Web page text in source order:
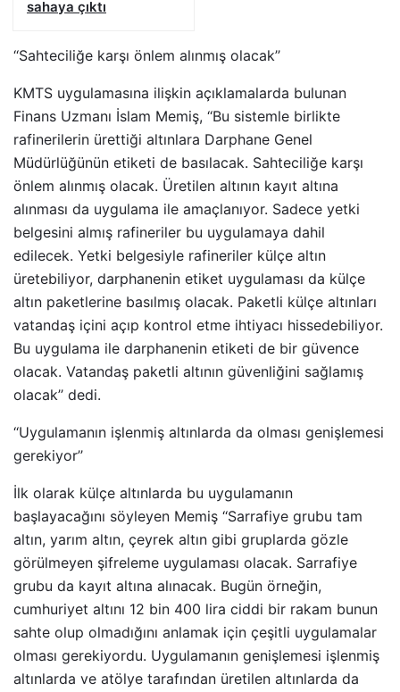
sahaya çıktı
‘‘Sahteciliğe karşı önlem alınmış olacak’’
KMTS uygulamasına ilişkin açıklamalarda bulunan
Finans Uzmanı İslam Memiş, ‘‘Bu sistemle birlikte
rafinerilerin ürettiği altınlara Darphane Genel
Müdürlüğünün etiketi de basılacak. Sahteciliğe karşı
önlem alınmış olacak. Üretilen altının kayıt altına
alınması da uygulama ile amaçlanıyor. Sadece yetki
belgesini almış rafineriler bu uygulamaya dahil
edilecek. Yetki belgesiyle rafineriler külçe altın
üretebiliyor, darphanenin etiket uygulaması da külçe
altın paketlerine basılmış olacak. Paketli külçe altınları
vatandaş içini açıp kontrol etme ihtiyacı hissedebiliyor.
Bu uygulama ile darphanenin etiketi de bir güvence
olacak. Vatandaş paketli altının güvenliğini sağlamış
olacak’’ dedi.
‘‘Uygulamanın işlenmiş altınlarda da olması genişlemesi
gerekiyor’’
İlk olarak külçe altınlarda bu uygulamanın
başlayacağını söyleyen Memiş ‘‘Sarrafiye grubu tam
altın, yarım altın, çeyrek altın gibi gruplarda gözle
görülmeyen şifreleme uygulaması olacak. Sarrafiye
grubu da kayıt altına alınacak. Bugün örneğin,
cumhuriyet altını 12 bin 400 lira ciddi bir rakam bunun
sahte olup olmadığını anlamak için çeşitli uygulamalar
olması gerekiyordu. Uygulamanın genişlemesi işlenmiş
altınlarda ve atölye tarafından üretilen altınlarda da